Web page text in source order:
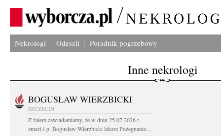
Nekrologi Odeszli Poradnik pogrzebowy
Inne nekrologi
BOGUSŁAW WIERZBICKI
SZCZECIN
Z żalem zawiadamiamy, że w dniu 25.07.2026 r.
zmarł ś.p. Bogusław Wierzbicki lekarz Pożegnanie...